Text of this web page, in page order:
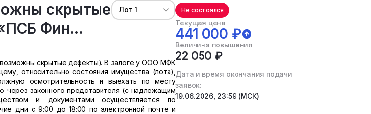
скрытые
Фин...
Лот 1
(возможны скрытые дефекты). В залоге у ООО МФК
относительно состояния имущества (лота),
осмотрительность и выехать по месту
законного представителя (с надлежащим
и документами осуществляется по
дни с 9:00 до 18:00 по электронной почте и
Не состоялся
Текущая цена
441 000 ₽
Величина повышения
22 050 ₽
Дата и время окончания подачи
заявок:
19.06.2026, 23:59 (МСК)